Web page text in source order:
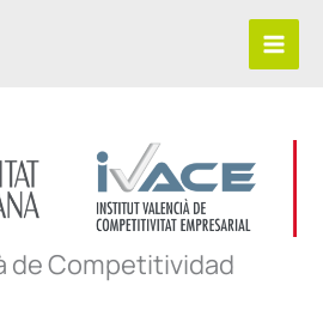
de Competitividad